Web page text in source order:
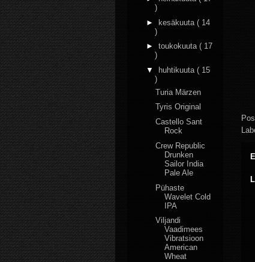
)
► kesäkuuta ( 14
)
► toukokuuta ( 17
)
▼
huhtikuuta ( 15
)
Turia Märzen
Tyris Original
Castello Sant
Rock
Crew Republic
Drunken
Sailor India
Pale Ale
Pühaste
Wavelet Cold
IPA
Viljandi
Vaadimees
Vibratsioon
American
Wheat